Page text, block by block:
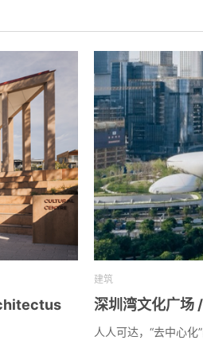
建筑
深圳湾文化广场
人人可达，“去中心化